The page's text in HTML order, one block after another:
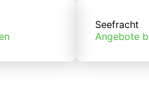
Seefracht
Angebote